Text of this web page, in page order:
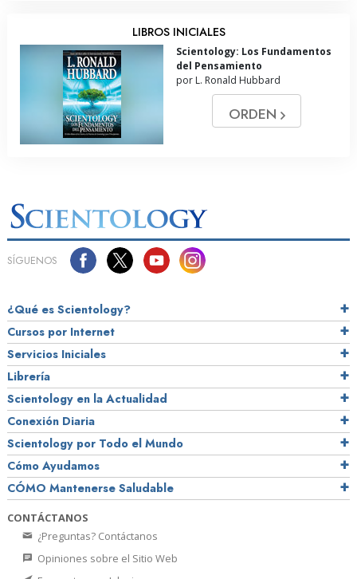
LIBROS INICIALES
Scientology: Los Fundamentos
del Pensamiento
por L. Ronald Hubbard
ORDEN
SÍGUENOS
¿Qué es Scientology?
Cursos por Internet
Servicios Iniciales
Librería
Scientology en la Actualidad
Conexión Diaria
Scientology por Todo el Mundo
Cómo Ayudamos
CÓMO Mantenerse Saludable
CONTÁCTANOS
¿Preguntas? Contáctanos
Opiniones sobre el Sitio Web